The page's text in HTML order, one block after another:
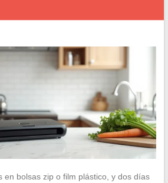
en bolsas zip o film plástico, y dos días